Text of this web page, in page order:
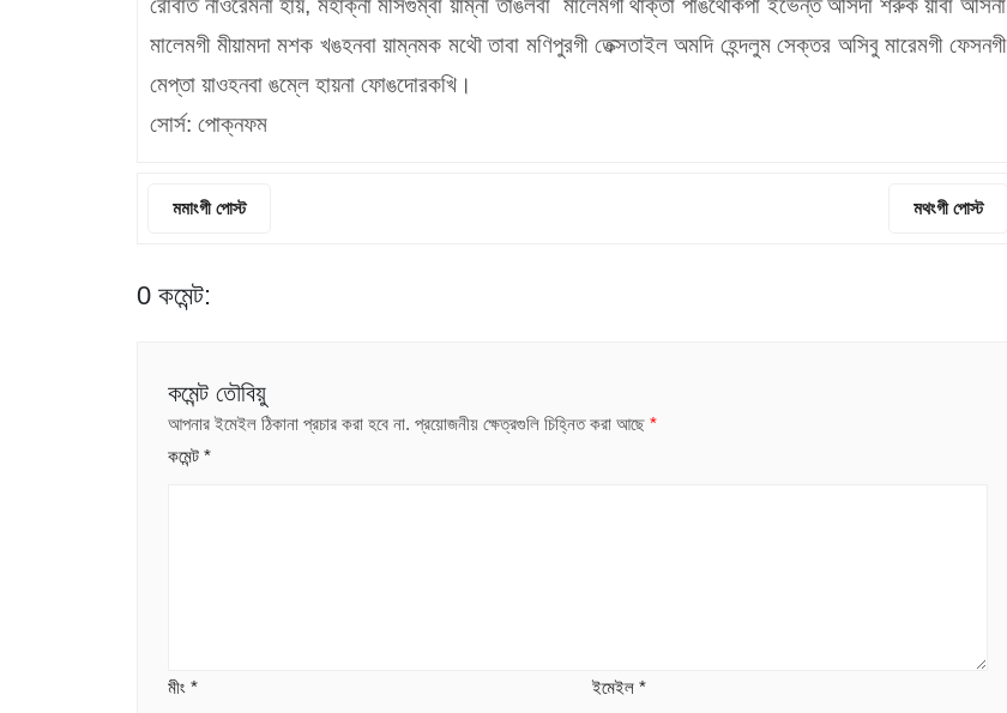
রোবার্ত নাওরেমনা হায়, মহাক্না মসিগুম্বা য়াম্না তাঙলবা মালেমগী থাক্তা পাঙথোকপা ইভেন্ত অসিদা শরুক য়াবা অসিনা
মালেমগী মীয়ামদা মশক খঙহনবা য়াম্নমক মথৌ তাবা মণিপুরগী তেক্সতাইল অমদি হেন্দলুম সেক্তর অসিবু মারেমগী ফেসনগী
মেপ্তা য়াওহনবা ঙম্লে হায়না ফোঙদোরকখি।
সোর্স: পোক্নফম
মমাংগী পোস্ট মথংগী পোস্ট
0 কমেন্ট:
কমেন্ট তৌবিয়ু
আপনার ইমেইল ঠিকানা প্রচার করা হবে না. প্রয়োজনীয় ক্ষেত্রগুলি চিহ্নিত করা আছে *
কমেন্ট *
মীং * ইমেইল *